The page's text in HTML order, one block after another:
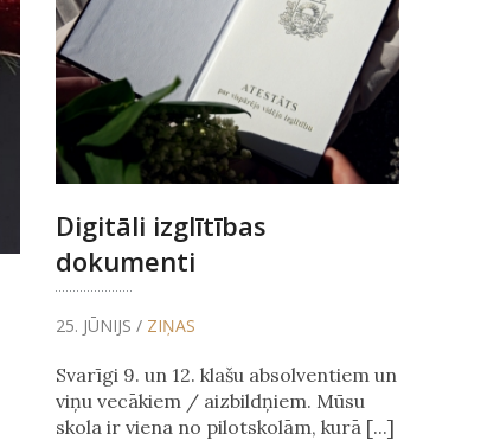
Digitāli izglītības
dokumenti
25. JŪNIJS / ZIŅAS
Svarīgi 9. un 12. klašu absolventiem un
viņu vecākiem / aizbildņiem. Mūsu
skola ir viena no pilotskolām, kurā [...]